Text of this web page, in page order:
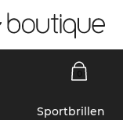
Sportbrillen